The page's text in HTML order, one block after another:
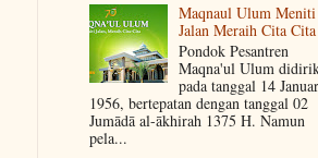
Maqnaul Ulum Meniti
Jalan Meraih Cita Cita
Pondok Pesantren
Maqna'ul Ulum
pada tanggal 14
1956, bertepatan dengan tanggal 02
Jumādā al-ākhirah 1375 H. Namun
pela...